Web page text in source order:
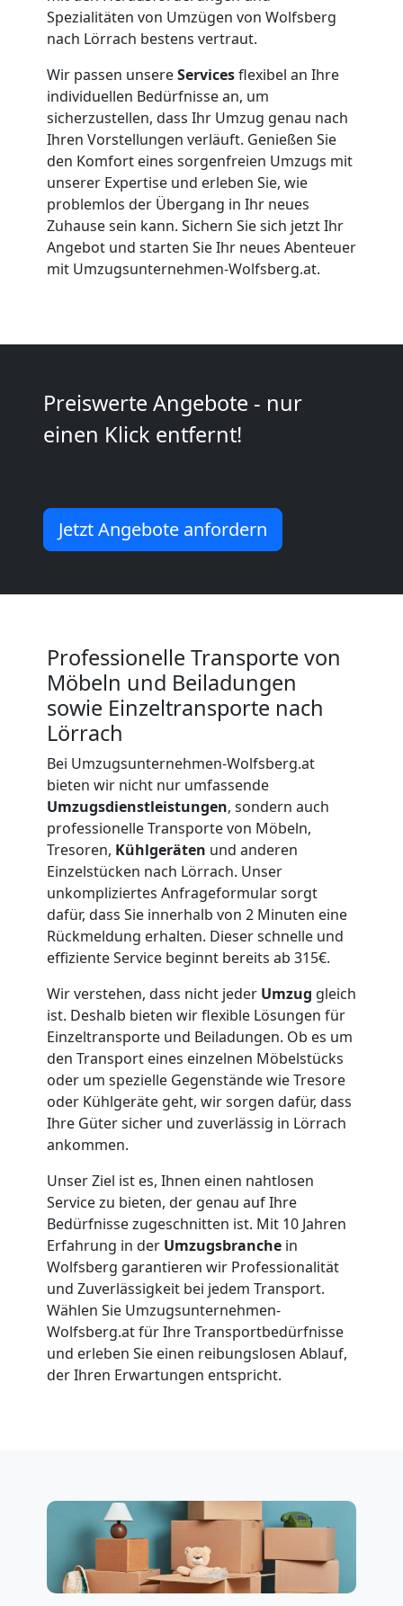
Spezialitäten von Umzügen von Wolfsberg
nach Lörrach bestens vertraut.
Wir passen unsereServicesflexibel an Ihre
individuellen Bedürfnisse an, um
sicherzustellen, dass Ihr Umzug genau nach
Ihren Vorstellungen verläuft. Genießen Sie
den Komfort eines sorgenfreien Umzugs mit
unserer Expertise und erleben Sie, wie
problemlos der Übergang in Ihr neues
Zuhause sein kann. Sichern Sie sich jetzt Ihr
Angebot und starten Sie Ihr neues Abenteuer
mit Umzugsunternehmen-Wolfsberg.at.
Preiswerte Angebote - nur
einen Klick entfernt!
Jetzt Angebote anfordern
Professionelle Transporte von
Möbeln und Beiladungen
sowie Einzeltransporte nach
Lörrach
Bei Umzugsunternehmen-Wolfsberg.at
bieten wir nicht nur umfassende
Umzugsdienstleistungen, sondern auch
professionelle Transporte von Möbeln,
Tresoren, Kühlgeräten und anderen
Einzelstücken nach Lörrach. Unser
unkompliziertes Anfrageformular sorgt
dafür, dass Sie innerhalb von 2 Minuten eine
Rückmeldung erhalten. Dieser schnelle und
effiziente Service beginnt bereits ab 315€.
Wir verstehen, dass nicht jeder Umzug gleich
ist. Deshalb bieten wir flexible Lösungen für
Einzeltransporte und Beiladungen. Ob es um
den Transport eines einzelnen Möbelstücks
oder um spezielle Gegenstände wie Tresore
oder Kühlgeräte geht, wir sorgen dafür, dass
Ihre Güter sicher und zuverlässig in Lörrach
ankommen.
Unser Ziel ist es, Ihnen einen nahtlosen
Service zu bieten, der genau auf Ihre
Bedürfnisse zugeschnitten ist. Mit 10 Jahren
Erfahrung in der Umzugsbranche in
Wolfsberg garantieren wir Professionalität
und Zuverlässigkeit bei jedem Transport.
Wählen Sie Umzugsunternehmen-
Wolfsberg.at für Ihre Transportbedürfnisse
und erleben Sie einen reibungslosen Ablauf,
der Ihren Erwartungen entspricht.
Wolfsberg
Büroumzug
Wolfsberg
Expressumzug
Wolfsberg
Kleiner
Wolfsberg
Küchenumzug
Wolfsberg
Umzug
und
Lagerung
Wolfsberg
Full-
Service-
Umzug
Wolfsberg
Qualitäts-
Umzüge
Wolfsberg
Vereinsumzug
Wolfsberg
National
Möbeltransport